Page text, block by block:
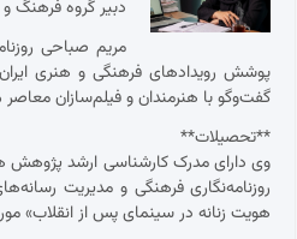
دبیر گروه فرهنگ
مریم صباحی
پوشش رویدادهای فرهنگی و هنری
گفت‌وگو با هنرمندان و فیلم‌سازان
**تحصیلات**
وی دارای مدرک کارشناسی ارشد پژوهش
روزنامه‌نگاری فرهنگی و مدیریت
هویت زنانه در سینمای پس از انقلاب»